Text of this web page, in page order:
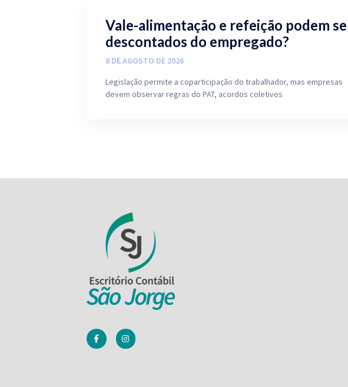
Vale-alimentação e refeição podem
descontados do empregado?
8 DE AGOSTO DE 2026
Legislação permite a coparticipação do trabalhador, mas empresas
devem observar regras do PAT, acordos coletivos